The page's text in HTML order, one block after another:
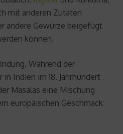
mit anderen Zutaten
andere Gewürze beigefügt
können.
Während der
Indien im 18. Jahrhundert
Masalas eine Mischung
europäischen Geschmack